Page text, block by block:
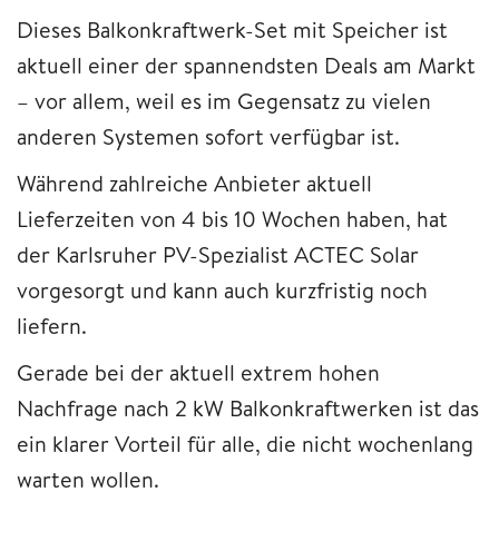
Dieses Balkonkraftwerk-Set mit Speicher ist
aktuell einer der spannendsten Deals am Markt
– vor allem, weil es im Gegensatz zu vielen
anderen Systemen sofort verfügbar ist.
Während zahlreiche Anbieter aktuell
Lieferzeiten von 4 bis 10 Wochen haben, hat
der Karlsruher PV-Spezialist ACTEC Solar
vorgesorgt und kann auch kurzfristig noch
liefern.
Gerade bei der aktuell extrem hohen
Nachfrage nach 2 kW Balkonkraftwerken ist das
ein klarer Vorteil für alle, die nicht wochenlang
warten wollen.